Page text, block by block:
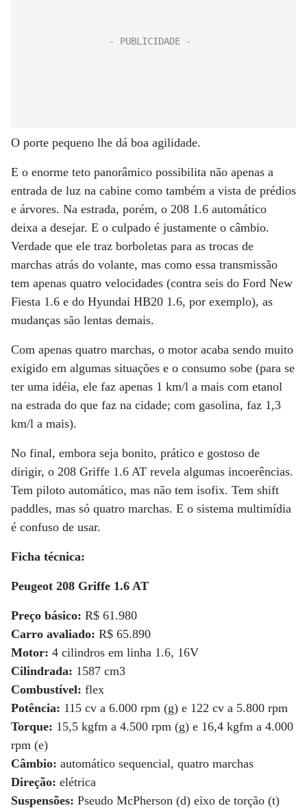
O porte pequeno lhe dá boa agilidade.
E o enorme teto panorâmico possibilita não apenas a
entrada de luz na cabine como também a vista de prédios
e árvores. Na estrada, porém, o 208 1.6 automático
deixa a desejar. E o culpado é justamente o câmbio.
Verdade que ele traz borboletas para as trocas de
marchas atrás do volante, mas como essa transmissão
tem apenas quatro velocidades (contra seis do Ford New
Fiesta 1.6 e do Hyundai HB20 1.6, por exemplo), as
mudanças são lentas demais.
Com apenas quatro marchas, o motor acaba sendo muito
exigido em algumas situações e o consumo sobe (para se
ter uma idéia, ele faz apenas 1 km/l a mais com etanol
na estrada do que faz na cidade; com gasolina, faz 1,3
km/l a mais).
No final, embora seja bonito, prático e gostoso de
dirigir, o 208 Griffe 1.6 AT revela algumas incoerências.
Tem piloto automático, mas não tem isofix. Tem shift
paddles, mas só quatro marchas. E o sistema multimídia
é confuso de usar.
Ficha técnica:
Peugeot 208 Griffe 1.6 AT
Preço básico: R$ 61.980
Carro avaliado: R$ 65.890
Motor: 4 cilindros em linha 1.6, 16V
Cilindrada: 1587 cm3
Combustível: flex
Potência: 115 cv a 6.000 rpm (g) e 122 cv a 5.800 rpm
Torque: 15,5 kgfm a 4.500 rpm (g) e 16,4 kgfm a 4.000
rpm (e)
Câmbio: automático sequencial, quatro marchas
Direção: elétrica
Suspensões: Pseudo McPherson (d) eixo de torção (t)